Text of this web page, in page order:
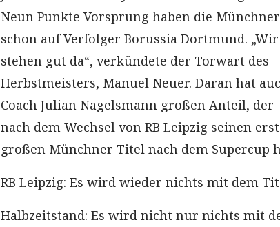
Neun Punkte Vorsprung haben die Münchner
schon auf Verfolger Borussia Dortmund. „Wir
stehen gut da“, verkündete der Torwart des
Herbstmeisters, Manuel Neuer. Daran hat
Coach Julian Nagelsmann großen Anteil, der
nach dem Wechsel von RB Leipzig seinen
großen Münchner Titel nach dem Supercup
RB Leipzig: Es wird wieder nichts mit dem
Halbzeitstand: Es wird nicht nur nichts mit